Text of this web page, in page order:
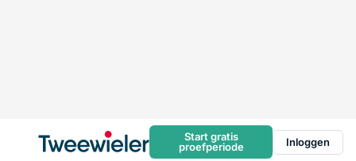
Start gratis
proefperiode
Inloggen